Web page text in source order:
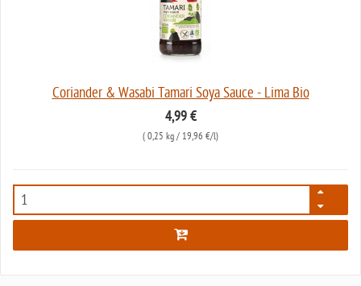
Coriander & Wasabi Tamari Soya Sauce - Lima Bio
4,99 €
( 0,25 kg / 19,96 €/l)
6330